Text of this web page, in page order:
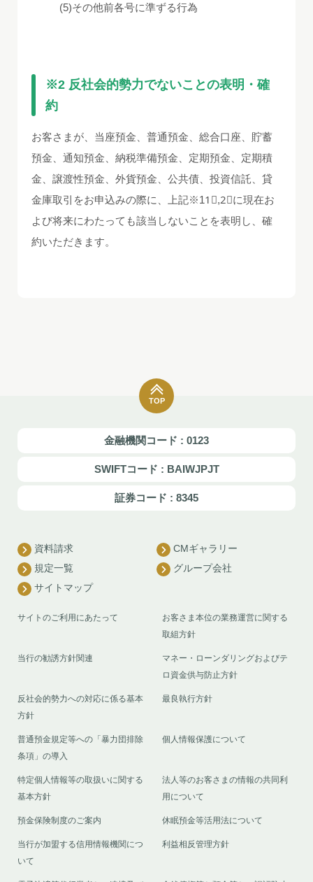
(5)その他前各号に準ずる行為
※2 反社会的勢力でないことの表明・確
約
お客さまが、当座預金、普通預金、総合口座、貯蓄
預金、通知預金、納税準備預金、定期預金、定期積
金、譲渡性預金、外貨預金、公共債、投資信託、貸
金庫取引をお申込みの際に、上記※11⃣,2⃣に現在お
よび将来にわたっても該当しないことを表明し、確
約いただきます。
TOP
金融機関コード : 0123
SWIFTコード : BAIWJPJT
証券コード : 8345
資料請求
CMギャラリー
規定一覧
グループ会社
サイトマップ
サイトのご利用にあたって
お客さま本位の業務運営に関する
取組方針
当行の勧誘方針関連
マネー・ローンダリングおよびテ
ロ資金供与防止方針
反社会的勢力への対応に係る基本
方針
最良執行方針
普通預金規定等への「暴力団排除
条項」の導入
個人情報保護について
特定個人情報等の取扱いに関する
基本方針
法人等のお客さまの情報の共同利
用について
預金保険制度のご案内 休眠預金等活用法について
当行が加盟する信用情報機関につ
いて
利益相反管理方針